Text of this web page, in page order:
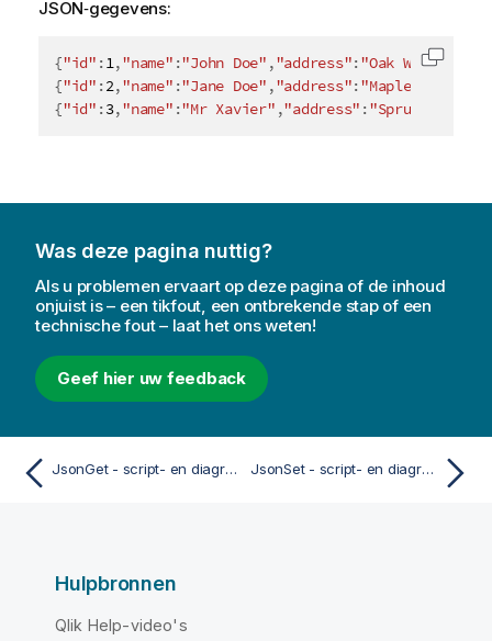
JSON‑gegevens:
{"id" :1,"name" :"John Doe" ,"address":"Oak Way",
{"id" :2,"name" :"Jane Doe" ,"address":"Maple Way"
{"id" :3,"name" :"Mr Xavier" ,"address" :"Spruce Way"
Code
Was deze pagina nuttig?
Als u problemen ervaart op deze pagina of de inhoud
onjuist is – een tikfout, een ontbrekende stap of een
technische fout – laat het ons weten!
Geef hier uw feedback
JsonGet - script- en diagramfunctie JsonSet - script- en diagramfunctie
Hulpbronnen
Qlik Help-video's